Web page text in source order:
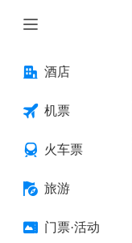
酒店
机票
火车票
旅游
门票·活动